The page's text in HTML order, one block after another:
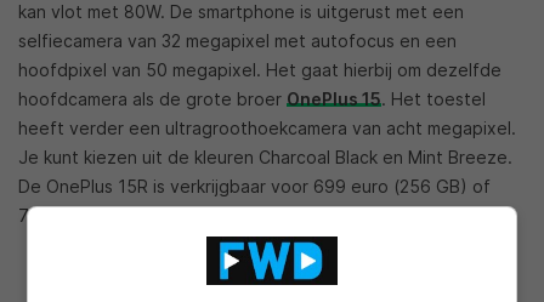
kan vlot met 80W. De smartphone is uitgerust met een
selfiecamera van 32 megapixel met autofocus en een
hoofdpixel van 50 megapixel. Het gaat hierbij om dezelfde
hoofdcamera als de grote broer OnePlus 15. Het toestel
heeft verder een ultragroothoekcamera van acht megapixel.
Je kunt kiezen uit de kleuren Charcoal Black en Mint Breeze.
De OnePlus 15R is verkrijgbaar voor 699 euro (256 GB) of
799 euro (512 GB).